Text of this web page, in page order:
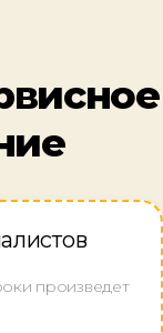
произведет